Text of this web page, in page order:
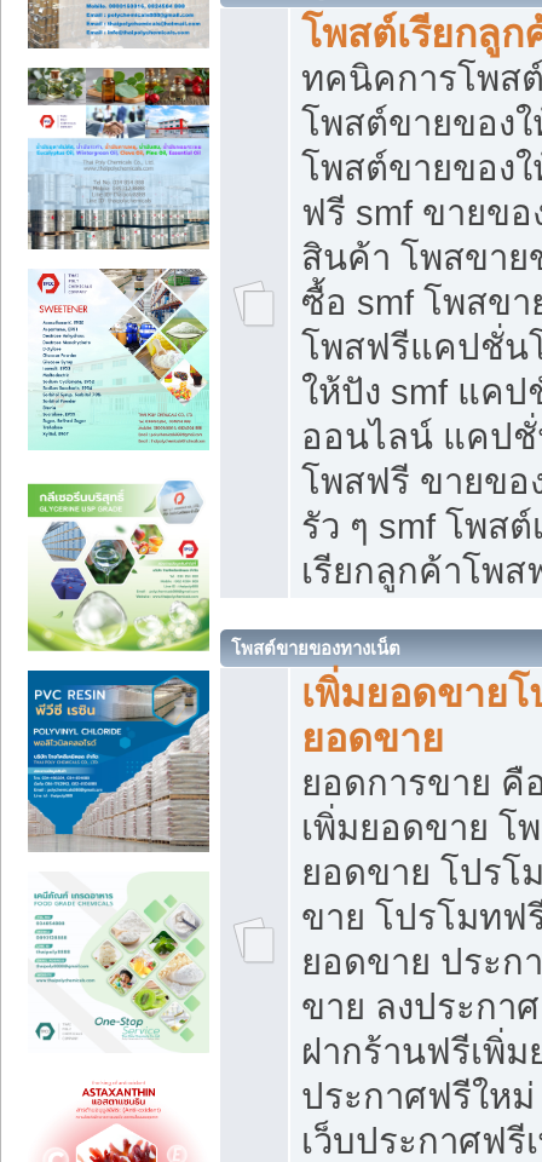
โพสต์เรียกลูก
ทคนิคการโพส
โพสต์ขายของ
โพสต์ขายของ
ฟรี smf ขายข
สินค้า โพสขาย
ซื้อ smf โพสข
โพสฟรีแคปชั่น
ให้ปัง smf แค
ออนไลน์ แคป
โพสฟรี ขายขอ
รัว ๆ smf โพส
เรียกลูกค้าโพส
โพสต์ขายของทางเน็ต
เพิ่มยอดขาย
ยอดขาย
ยอดการขาย คื
เพิ่มยอดขาย โ
ยอดขาย โปรโ
ขาย โปรโมทฟ
ยอดขาย ประก
ขาย ลงประกา
ฝากร้านฟรีเพิ่ม
ประกาศฟรีให
เว็บประกาศฟรี